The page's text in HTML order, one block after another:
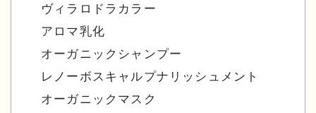
ヴィラロドラカラー
アロマ乳化
オーガニックシャンプー
レノーボスキャルプナリッシュメント
オーガニックマスク